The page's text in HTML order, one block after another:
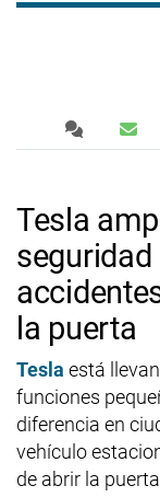
Tesla
la puerta
Tesla está
funciones
diferencia en
vehículo
de abrir la